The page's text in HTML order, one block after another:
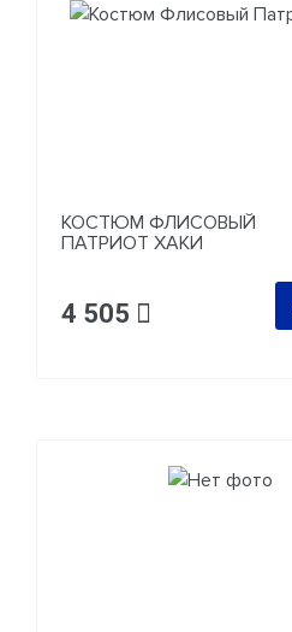
КОСТЮМ ФЛИСОВЫЙ
ПАТРИОТ ХАКИ
4 505